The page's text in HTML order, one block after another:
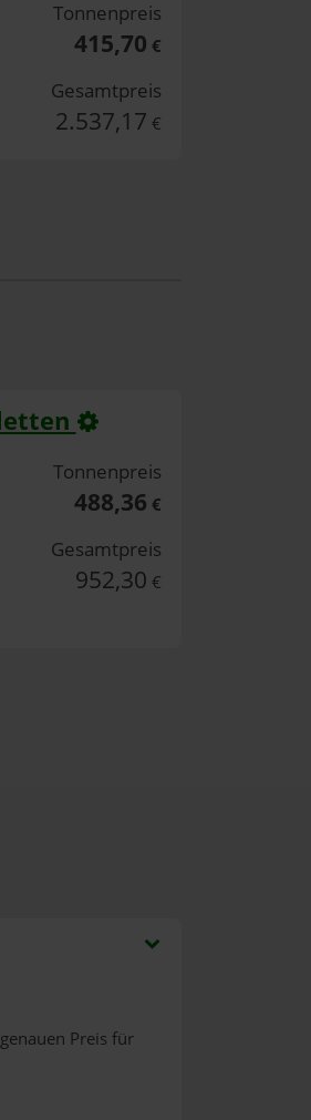
Tonnenpreis
415,70 €
Gesamtpreis
2.537,17 €
Tonnenpreis
488,36 €
Gesamtpreis
952,30 €
Preis für